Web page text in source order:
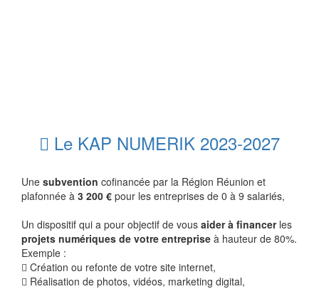
Le KAP NUMERIK 2023-2027
Une subvention cofinancée par la Région Réunion et
plafonnée à 3 200 € pour les entreprises de 0 à 9 salariés,
Un dispositif qui a pour objectif de vous aider à financerles
projets numériques de votre entreprise à hauteur de 80%.
Exemple :
Création ou refonte de votre site internet,
Réalisation de photos, vidéos, marketing digital,